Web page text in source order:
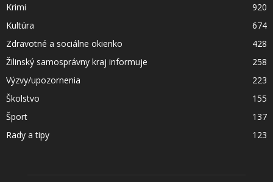
Krimi
920
Kultúra
674
Zdravotné a sociálne okienko
428
Žilinský samosprávny kraj informuje
258
Výzvy/upozornenia
223
Školstvo
155
Šport
137
Rady a tipy
123